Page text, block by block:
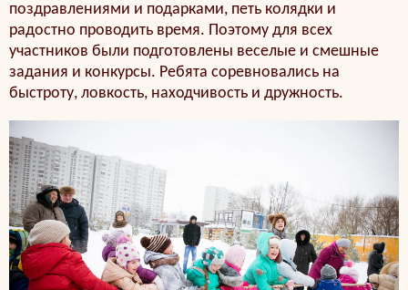
поздравлениями и подарками, петь колядки и
радостно проводить время. Поэтому для всех
участников были подготовлены веселые и смешные
задания и конкурсы. Ребята соревновались на
быстроту, ловкость, находчивость и дружность.